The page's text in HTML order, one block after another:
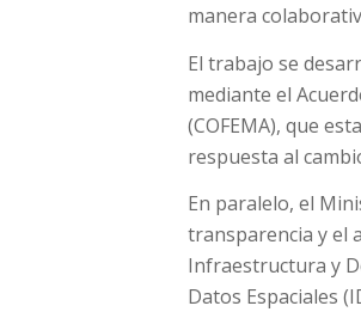
manera
El trabajo se
mediante el
(COFEMA), que
respuesta al
En paralelo, el
transparencia y el
Infraestructura y
Datos Espaciales